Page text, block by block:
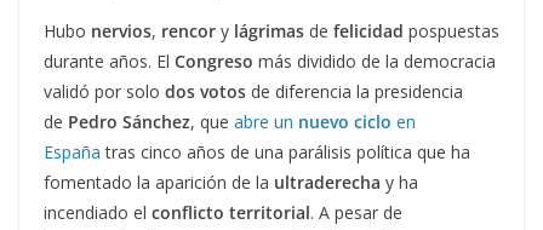
Hubo nervios, rencor y lágrimas de felicidad pospuestas
durante años. El Congreso más dividido de la democracia
validó por solo dos votos de diferencia la presidencia
de Pedro Sánchez, que abre un nuevo ciclo en
Españatras cinco años de una parálisis política que ha
fomentado la aparición de la ultraderecha y ha
incendiado el conflicto territorial. A pesar de